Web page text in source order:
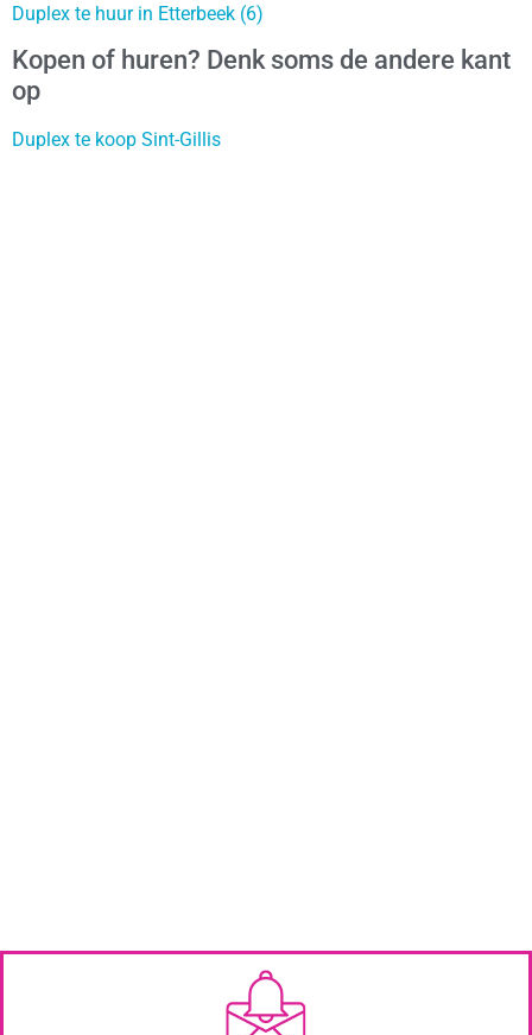
Duplex te huur in Etterbeek (6)
Kopen of huren? Denk soms de andere kant
op
Duplex te koop Sint-Gillis